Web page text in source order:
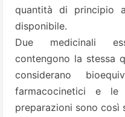
quantità di principio
disponibile.
Due medicinali
contengono la stessa
considerano
farmacocinetici e le
preparazioni sono così